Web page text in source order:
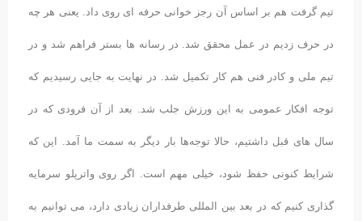
تیم گرفت هم بر اساس آن رجز خوانی حرفه ای روی داد. یعنی هر چه
در حرف زدیم در عمل محقق شد. در رسانه ها بستر فراهم شد و در
تیم ملی و کادر فنی هم کار تکمیل شد. در نهایت به جایی رسیدیم که
توجه افکار عمومی به این ورزش جلب شد. بعد از آن فرودی که در
سال های قبل داشتیم، حالا توجه‌ها بار دیگر به سمت ما آمد. این که
شرایط کنونی حفظ شود، خیلی مهم است. اگر روی واترپلو سرمایه
گذاری کنیم که در بعد بین المللی طرفداران زیادی دارد، می توانیم به